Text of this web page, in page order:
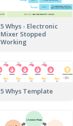
5 Whys - Electronic
Mixer Stopped
Working
5 Whys Template